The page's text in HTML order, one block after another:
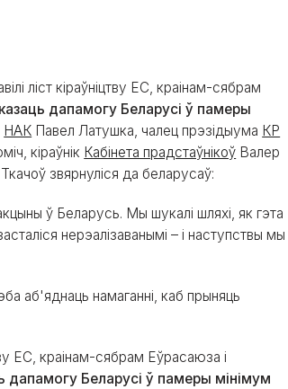
ліст кіраўніцтву ЕС, краінам-сябрам
дапамогу Беларусі ў памеры
НАК Павел Латушка, чалец прэзідыума КР
кіраўнік Кабінета прадстаўнікоў Валер
звярнуліся да беларусаў:
ў Беларусь. Мы шукалі шляхі, як гэта
нерэалізаванымі – і наступствы мы
аб'яднаць намаганні, каб прыняць
ЕС, краінам-сябрам Еўрасаюза і
дапамогу Беларусі ў памеры мінімум